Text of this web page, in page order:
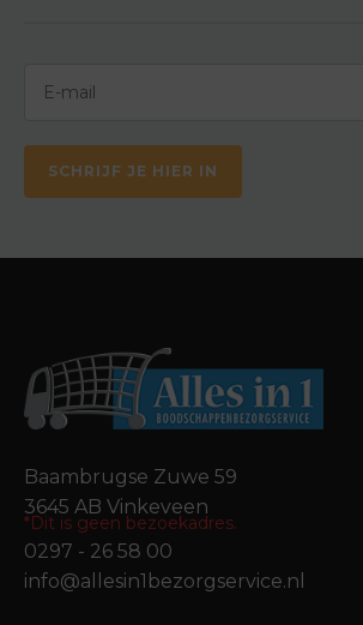
SCHRIJF JE HIER IN
Baambrugse Zuwe 59
3645 AB Vinkeveen
*Dit is geen bezoekadres.
0297 - 26 58 00
info@allesin1bezorgservice.nl